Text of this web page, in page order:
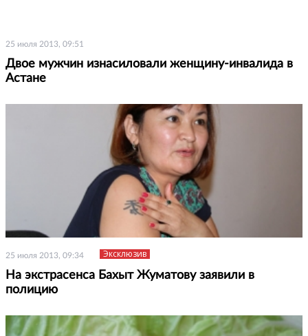
25 июля 2013, 09:51
Двое мужчин изнасиловали женщину-инвалида в
Астане
25 июля 2013, 09:34 Эксклюзив
На экстрасенса Бахыт Жуматову заявили в
полицию